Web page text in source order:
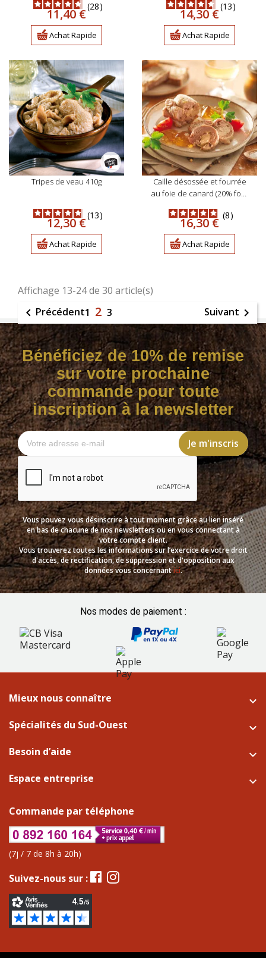
28
Prix
11,40 €
Achat Rapide
13
Prix
14,30 €
Achat Rapide
tripes de veau 410g
13
Prix
12,30 €
Achat Rapide
caille désossée et fourrée
au foie de canard (20% foie
8
Prix
16,30 €
Achat Rapide
Affichage 13-24 de 30 article(s)
 Précédent1 2 3 Suivant 
Bénéficiez de 10% de remise
sur votre prochaine
commande pour toute
inscription à la newsletter
Vous pouvez vous désinscrire à tout moment grâce au lien inséré
en bas de chacune de nos newsletters ou en vous connectant à
votre compte client.
Vous trouverez toutes les informations sur l’exercice de votre droit
d'accès, de rectification, de suppression et d'opposition aux
données vous concernantici.
Nos modes de paiement :
Mieux nous connaître 
Spécialités du Sud-Ouest 
Besoin d’aide 
Espace entreprise 
Commande par téléphone
(7j / 7 de 8h à 20h)
Suivez-nous sur :